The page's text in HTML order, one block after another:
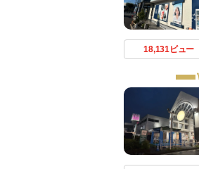
18,131ビュー